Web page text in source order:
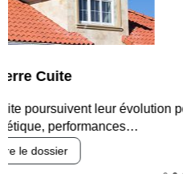
Entre circulation,